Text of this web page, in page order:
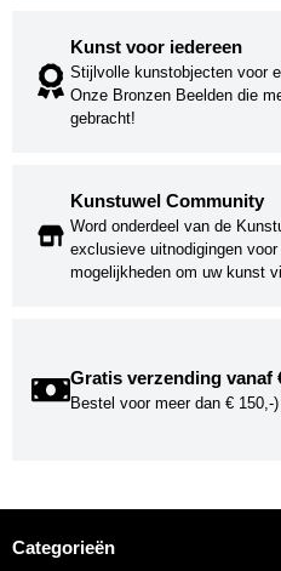
Kunst voor iedereen
Stijlvolle kunstobjecten voor
Onze Bronzen Beelden die
gebracht!
Kunstuwel Community
Word onderdeel van de
exclusieve uitnodigingen
mogelijkheden om uw kunst
Gratis verzending vanaf
Bestel voor meer dan € 150,-)
Categorieën